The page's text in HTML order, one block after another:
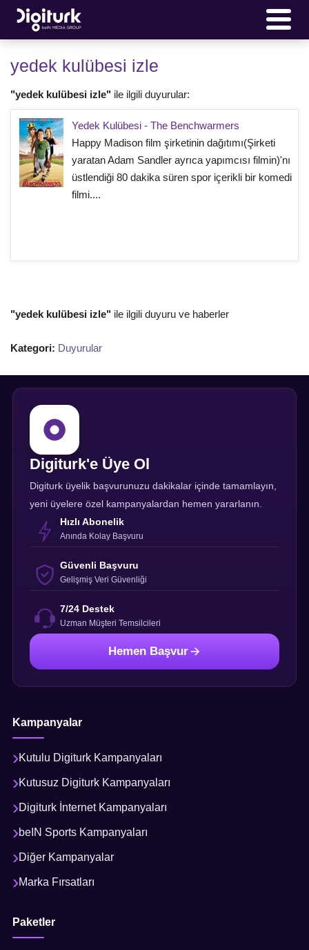
yedek kulübesi izle
"yedek kulübesi izle" ile ilgili duyurular:
Yedek Kulübesi - The Benchwarmers
Happy Madison film şirketinin dağıtımı(Şirketi
yaratan Adam Sandler ayrıca yapımcısı filmin)'nı
üstlendiği 80 dakika süren spor içerikli bir komedi
filmi....
"yedek kulübesi izle" ile ilgili duyuru ve haberler
Kategori: Duyurular
Digiturk'e Üye Ol
Digiturk üyelik başvurunuzu dakikalar içinde tamamlayın,
yeni üyelere özel kampanyalardan hemen yararlanın.
Hızlı Abonelik
Anında Kolay Başvuru
Güvenli Başvuru
Gelişmiş Veri Güvenliği
7/24 Destek
Uzman Müşteri Temsilcileri
Hemen Başvur
Kampanyalar
Kutulu Digiturk Kampanyaları
Kutusuz Digiturk Kampanyaları
Digiturk İnternet Kampanyaları
beIN Sports Kampanyaları
Diğer Kampanyalar
Marka Fırsatları
Paketler